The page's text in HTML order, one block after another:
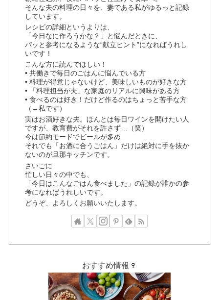
そんな夫の料理の日々を、妻である私がゆるっと記録
しています。
レシピの詳細というよりは、
「今日なに作ろうかな？」と悩んだときに、
パッと参考になるような“献立ヒント”になればうれし
いです！
こんな方に読んでほしい！
• 共働きで毎日のごはんに悩んでいる方
• 料理が得意じゃないけど、美味しいものが好きな方
• 「料理担当が夫」な家庭のリアルに興味がある方
• 食べるのは好き！だけど作るのはちょっと苦手な方
（←私です）
実はお酒好きな夫。ほんとは毎日ワインを開けたい人
ですが、教育費がそれを許さず…（笑）
今は節約モードでビールが多め
それでも「お酒に合うごはん」だけは絶対に手を抜か
ないのが旦那キッチンです。
さいごに
忙しい日々の中でも、
「今日はこんなごはん食べました」の記録が誰かの参
考になればうれしいです。
どうぞ、よろしくお願いいたします。
おすすめ情報🍷